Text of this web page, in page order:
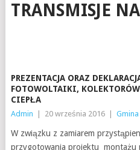
TRANSMISJE
PREZENTACJA ORAZ
FOTOWOLTAIKI,
CIEPŁA
Admin 20 września 2016 Gmina
W związku z zamiarem
przygotowania projektu montażu